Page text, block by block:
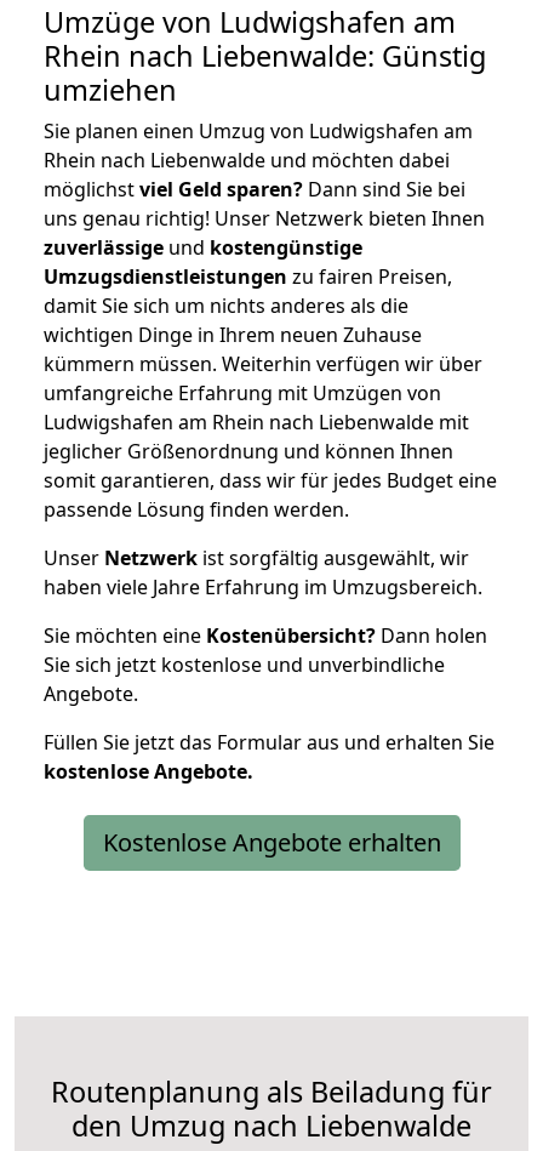
Umzüge von Ludwigshafen am
Rhein nach Liebenwalde: Günstig
umziehen
Sie planen einen Umzug von Ludwigshafen am
Rhein nach Liebenwalde und möchten dabei
möglichstviel Geld sparen? Dann sind Sie bei
uns genau richtig! Unser Netzwerk bieten Ihnen
zuverlässige und kostengünstige
Umzugsdienstleistungen zu fairen Preisen,
damit Sie sich um nichts anderes als die
wichtigen Dinge in Ihrem neuen Zuhause
kümmern müssen. Weiterhin verfügen wir über
umfangreiche Erfahrung mit Umzügen von
Ludwigshafen am Rhein nach Liebenwalde mit
jeglicher Größenordnung und können Ihnen
somit garantieren, dass wir für jedes Budget eine
passende Lösung finden werden.
Unser Netzwerk ist sorgfältig ausgewählt, wir
haben viele Jahre Erfahrung im Umzugsbereich.
Sie möchten eine Kostenübersicht? Dann holen
Sie sich jetzt kostenlose und unverbindliche
Angebote.
Füllen Sie jetzt das Formular aus und erhalten Sie
kostenloseAngebote.
Kostenlose Angebote erhalten
Routenplanung als Beiladung für
den Umzug nach Liebenwalde